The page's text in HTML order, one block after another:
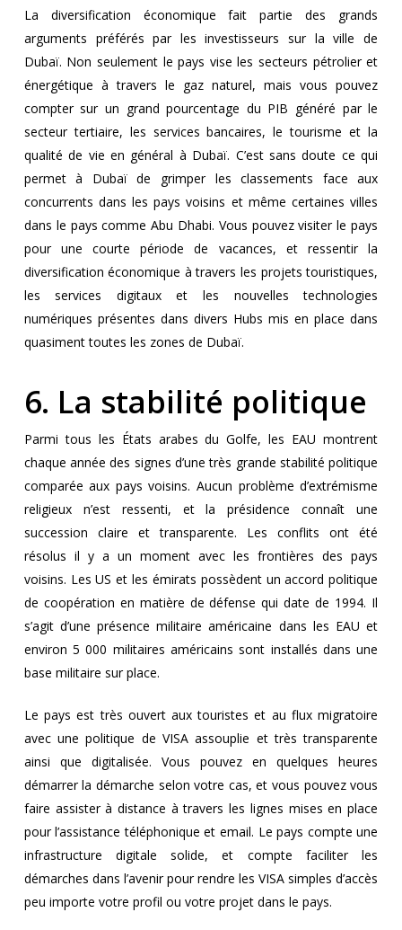
La diversification économique fait partie des grands
arguments préférés par les investisseurs sur la ville de
Dubaï. Non seulement le pays vise les secteurs pétrolier et
énergétique à travers le gaz naturel, mais vous pouvez
compter sur un grand pourcentage du PIB généré par le
secteur tertiaire, les services bancaires, le tourisme et la
qualité de vie en général à Dubaï. C’est sans doute ce qui
permet à Dubaï de grimper les classements face aux
concurrents dans les pays voisins et même certaines villes
dans le pays comme Abu Dhabi. Vous pouvez visiter le pays
pour une courte période de vacances, et ressentir la
diversification économique à travers les projets touristiques,
les services digitaux et les nouvelles technologies
numériques présentes dans divers Hubs mis en place dans
quasiment toutes les zones de Dubaï.
6. La stabilité politique
Parmi tous les États arabes du Golfe, les EAU montrent
chaque année des signes d’une très grande stabilité politique
comparée aux pays voisins. Aucun problème d’extrémisme
religieux n’est ressenti, et la présidence connaît une
succession claire et transparente. Les conflits ont été
résolus il y a un moment avec les frontières des pays
voisins. Les US et les émirats possèdent un accord politique
de coopération en matière de défense qui date de 1994. Il
s’agit d’une présence militaire américaine dans les EAU et
environ 5 000 militaires américains sont installés dans une
base militaire sur place.
Le pays est très ouvert aux touristes et au flux migratoire
avec une politique de VISA assouplie et très transparente
ainsi que digitalisée. Vous pouvez en quelques heures
démarrer la démarche selon votre cas, et vous pouvez vous
faire assister à distance à travers les lignes mises en place
pour l’assistance téléphonique et email. Le pays compte une
infrastructure digitale solide, et compte faciliter les
démarches dans l’avenir pour rendre les VISA simples d’accès
peu importe votre profil ou votre projet dans le pays.